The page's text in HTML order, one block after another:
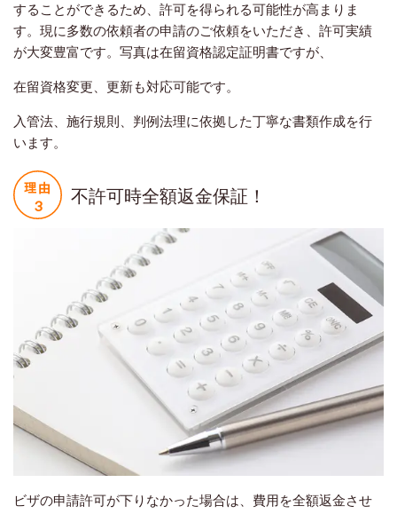
することができるため、許可を得られる可能性が高まりま
す。現に多数の依頼者の申請のご依頼をいただき、許可実績
が大変豊富です。写真は在留資格認定証明書ですが、
在留資格変更、更新も対応可能です。
入管法、施行規則、判例法理に依拠した丁寧な書類作成を行
います。
不許可時全額返金保証！
ビザの申請許可が下りなかった場合は、費用を全額返金させ